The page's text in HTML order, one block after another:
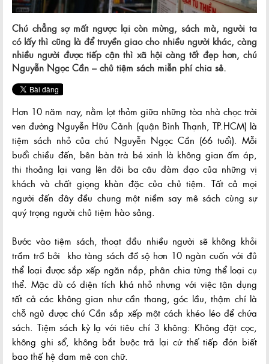
Chú chẳng sợ mất ngược lại còn mừng, sách mà, người ta
có lấy thì cũng là để truyền giao cho nhiều người khác, càng
nhiều người được tiếp cận thì xã hội càng tốt đẹp hơn, chú
Nguyễn Ngọc Cần – chủ tiệm sách miễn phí chia sẻ.
Hơn 10 năm nay, nằm lọt thỏm giữa những tòa nhà chọc trời
ven đường Nguyễn Hữu Cảnh (quận Bình Thạnh, TP.HCM) là
tiệm sách nhỏ của chú Nguyễn Ngọc Cần (66 tuổi). Mỗi
buổi chiều đến, bên bàn trà bé xinh là không gian ấm áp,
thi thoảng lại vang lên đôi ba câu đàm đạo của những vị
khách và chất giọng khàn đặc của chủ tiệm. Tất cả mọi
người đến đây đều chung một niềm say mê sách cùng sự
quý trọng người chủ tiệm hào sảng.
Bước vào tiệm sách, thoạt đầu nhiều người sẽ không khỏi
trầm trồ bởi kho tàng sách đồ sộ hơn 10 ngàn cuốn với đủ
thể loại được sắp xếp ngăn nắp, phân chia từng thể loại cụ
thể. Mặc dù có diện tích khá nhỏ nhưng với việc tận dụng
tất cả các không gian như cần thang, góc lầu, thậm chí là
chỗ ngủ được chú Cần sắp xếp một cách khéo léo để chứa
sách. Tiệm sách kỳ lạ với tiêu chí 3 không: Không đặt cọc,
không ghi sổ, không bắt buộc trả lại cứ thế tiếp đón biết
bao thế hệ đam mê con chữ.